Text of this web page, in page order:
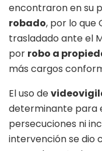
encontraron en su
robado, por lo que
trasladado ante el
por robo a
más cargos
El uso de
determinante para
persecuciones ni
intervención se dio